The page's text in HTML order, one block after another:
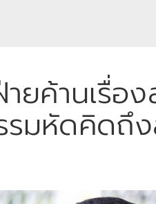
ยค้านเรื่อง
รมหัดคิดถึ